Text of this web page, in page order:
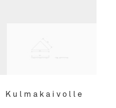
Kulmakaivolle